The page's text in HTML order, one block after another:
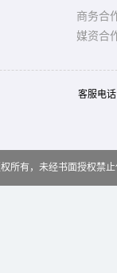
商务合
媒资合
客服电
权所有，未经书面授权